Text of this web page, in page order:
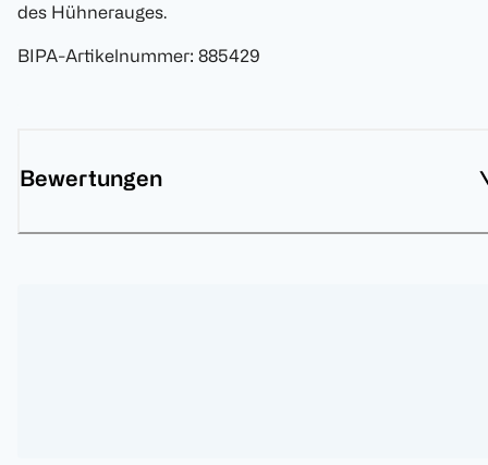
des Hühnerauges.
BIPA-Artikelnummer: 885429
Bewertungen